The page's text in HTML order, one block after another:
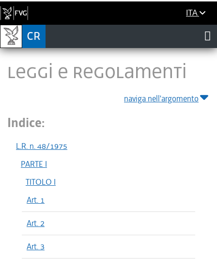
ITA
LEGGI E REGOLAMENTI
naviga nell'argomento
Indice:
L.R. n. 48/1975
PARTE I
TITOLO I
Art. 1
Art. 2
Art. 3